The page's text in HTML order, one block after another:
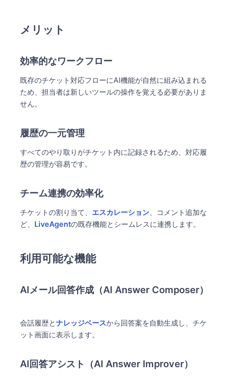
メリット
効率的なワークフロー
既存のチケット対応フローにAI機能が自然に組み込まれる
ため、担当者は新しいツールの操作を覚える必要がありま
せん。
履歴の一元管理
すべてのやり取りがチケット内に記録されるため、対応履
歴の管理が容易です。
チーム連携の効率化
チケットの割り当て、 エスカレーション 、コメント追加な
ど、 LiveAgentの既存機能とシームレスに連携します。
利用可能な機能
AIメール回答作成（AI Answer Composer）
会話履歴とナレッジベースから回答案を自動生成し、チケ
ット画面に表示します。
AI回答アシスト（AI Answer Improver）